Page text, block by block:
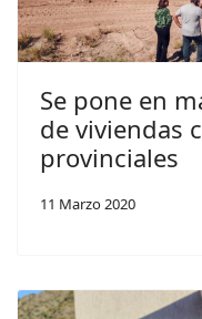
Se pone en
de viviendas
provinciales
11 Marzo 2020